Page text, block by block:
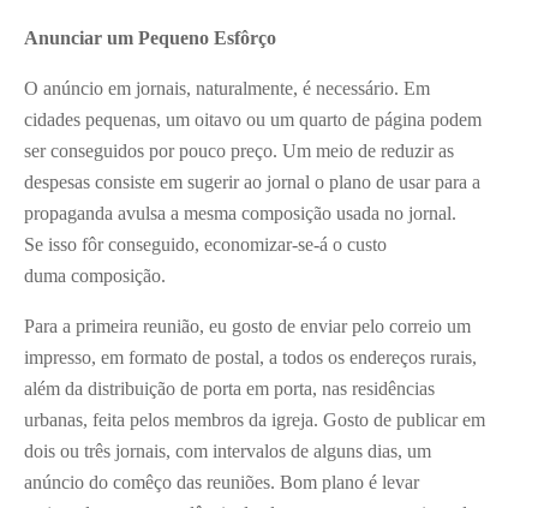
Anunciar um Pequeno Esfôrço
O anúncio em jornais, naturalmente, é necessário. Em
cidades pequenas, um oitavo ou um quarto de página podem
ser conseguidos por pouco preço. Um meio de reduzir as
despesas consiste em sugerir ao jornal o plano de usar para a
propaganda avulsa a mesma composição usada no jornal.
Se isso fôr conseguido, economizar-se-á o custo
duma composição.
Para a primeira reunião, eu gosto de enviar pelo correio um
impresso, em formato de postal, a todos os endereços rurais,
além da distribuição de porta em porta, nas residências
urbanas, feita pelos membros da igreja. Gosto de publicar em
dois ou três jornais, com intervalos de alguns dias, um
anúncio do comêço das reuniões. Bom plano é levar